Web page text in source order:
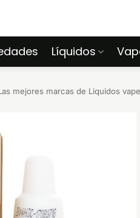
Líquidos
mejores marcas de Liquidos